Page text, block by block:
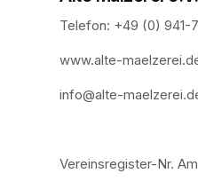
Telefon: +49 (0) 941-
www.alte-
info@alte-
Vereinsregister-Nr.